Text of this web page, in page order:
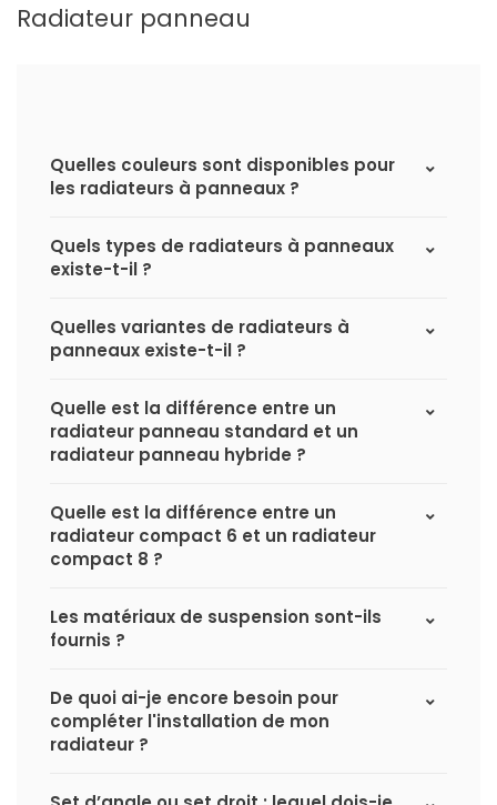
Radiateur panneau
Quelles couleurs sont disponibles pour
les radiateurs à panneaux ?
Quels types de radiateurs à panneaux
existe-t-il ?
Quelles variantes de radiateurs à
panneaux existe-t-il ?
Quelle est la différence entre un
radiateur panneau standard et un
radiateur panneau hybride ?
Quelle est la différence entre un
radiateur compact 6 et un radiateur
compact 8 ?
Les matériaux de suspension sont-ils
fournis ?
De quoi ai-je encore besoin pour
compléter l'installation de mon
radiateur ?